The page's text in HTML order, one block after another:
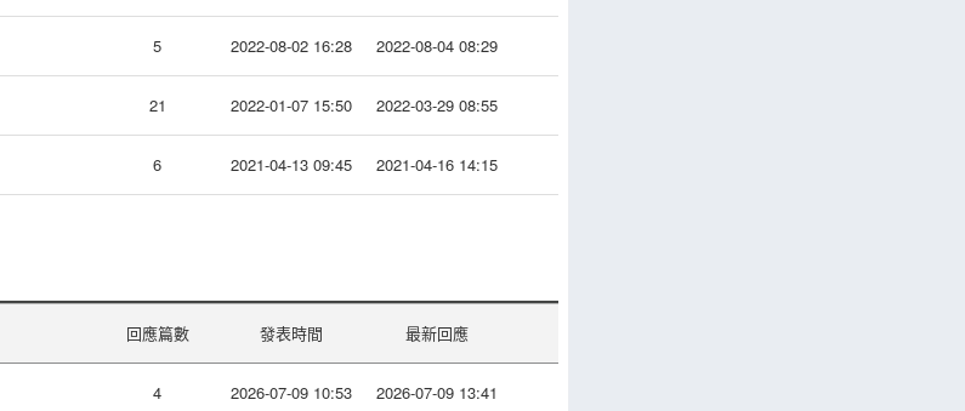
5 2022-08-02 16:28 2022-08-04 08:29
21 2022-01-07 15:50 2022-03-29 08:55
6 2021-04-13 09:45 2021-04-16 14:15
回應篇數 發表時間 最新回應
4 2026-07-09 10:53 2026-07-09 13:41